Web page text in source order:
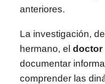
anteriores.
La investigación,
hermano, el doctor
documentar
comprender las